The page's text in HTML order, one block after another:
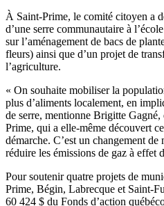
À Saint-Prime, le comité citoyen a
d’une serre communautaire à
sur l’aménagement de bacs de
fleurs) ainsi que d’un projet de
l’agriculture.
« On souhaite mobiliser la
plus d’aliments localement, en
de serre, mentionne Brigitte
Prime, qui a elle-même découvert
démarche. C’est un changement
réduire les émissions de gaz à effet
Pour soutenir quatre projets de
Prime, Bégin, Labrecque et Saint-
60 424 $ du Fonds d’action